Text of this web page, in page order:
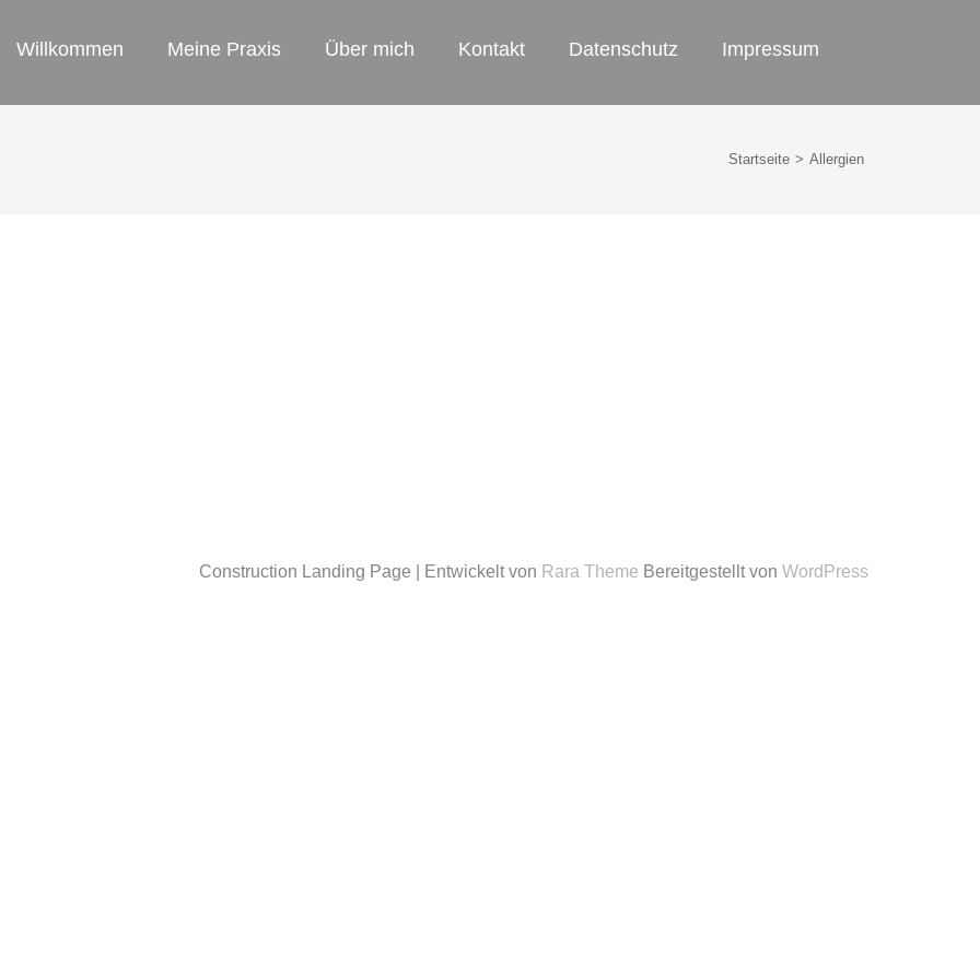
Willkommen Meine Praxis Über mich Kontakt Datenschutz Impressum
Startseite > Allergien
Construction Landing Page | Entwickelt von Rara Theme Bereitgestellt von WordPress